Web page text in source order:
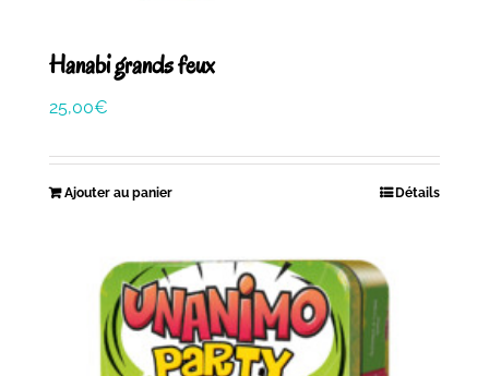
Hanabi grands feux
25,00€
Ajouter au panier Détails